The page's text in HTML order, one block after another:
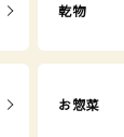
乾物
お惣菜